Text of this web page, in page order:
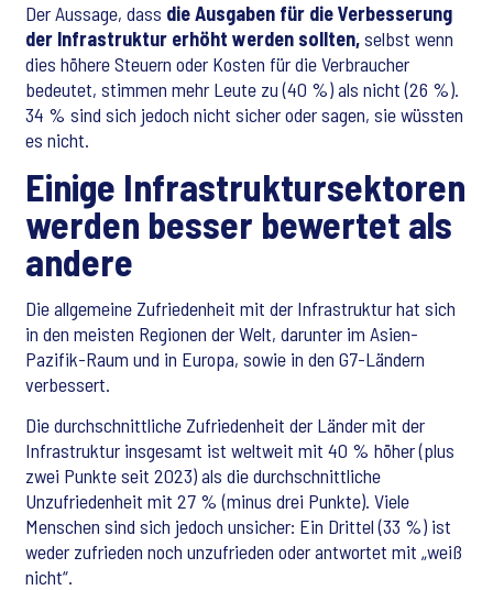
Der Aussage, dass die Ausgaben für die Verbesserung
der Infrastruktur erhöht werden sollten,selbst wenn
dies höhere Steuern oder Kosten für die Verbraucher
bedeutet, stimmen mehr Leute zu (40 %) als nicht (26 %).
34 % sind sich jedoch nicht sicher oder sagen, sie wüssten
es nicht.
Einige Infrastruktursektoren
werden besser bewertet als
andere
Die allgemeine Zufriedenheit mit der Infrastruktur hat sich
in den meisten Regionen der Welt, darunter im Asien-
Pazifik-Raum und in Europa, sowie in den G7-Ländern
verbessert.
Die durchschnittliche Zufriedenheit der Länder mit der
Infrastruktur insgesamt ist weltweit mit 40 % höher (plus
zwei Punkte seit 2023) als die durchschnittliche
Unzufriedenheit mit 27 % (minus drei Punkte). Viele
Menschen sind sich jedoch unsicher: Ein Drittel (33 %) ist
weder zufrieden noch unzufrieden oder antwortet mit „weiß
nicht“.